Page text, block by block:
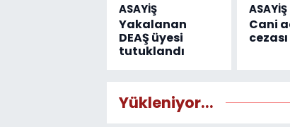
ASAYİŞ
Yakalanan
DEAŞ üyesi
tutuklandı
ASAYİŞ
Cani
Yükleniyor...